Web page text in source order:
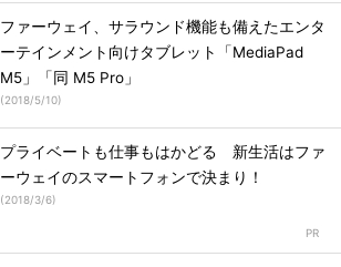
ファーウェイ、サラウンド機能も備えたエンタ
ーテインメント向けタブレット「MediaPad
M5」「同 M5 Pro」
(2018/5/10)
プライベートも仕事もはかどる 新生活はファ
ーウェイのスマートフォンで決まり！
(2018/3/6)